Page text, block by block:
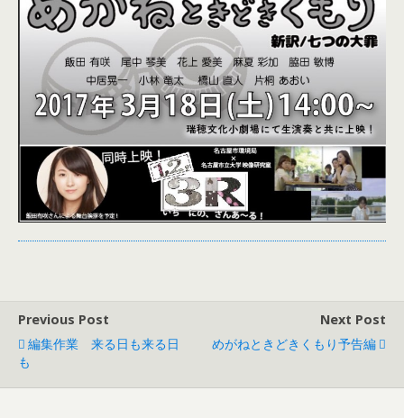
Previous Post
編集作業 来る日も来る日
も
Next Post
めがねときどきくもり予告編